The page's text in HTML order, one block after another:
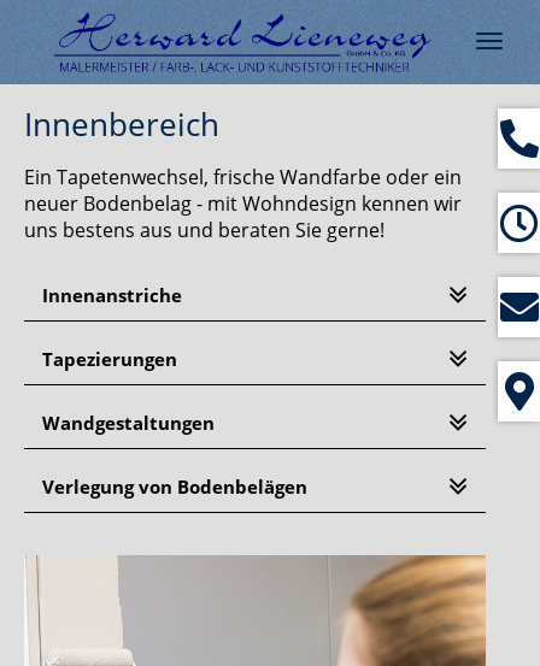
Innenbereich
Ein Tapetenwechsel, frische Wandfarbe oder ein
neuer Bodenbelag - mit Wohndesign kennen wir
uns bestens aus und beraten Sie gerne!
Innenanstriche
Tapezierungen
Wandgestaltungen
Verlegung von Bodenbelägen